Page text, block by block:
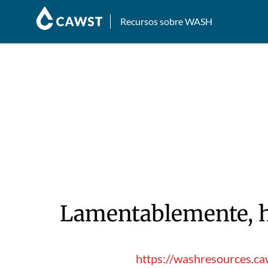
Recursos sobre WASH
Lamentablemente,
https://